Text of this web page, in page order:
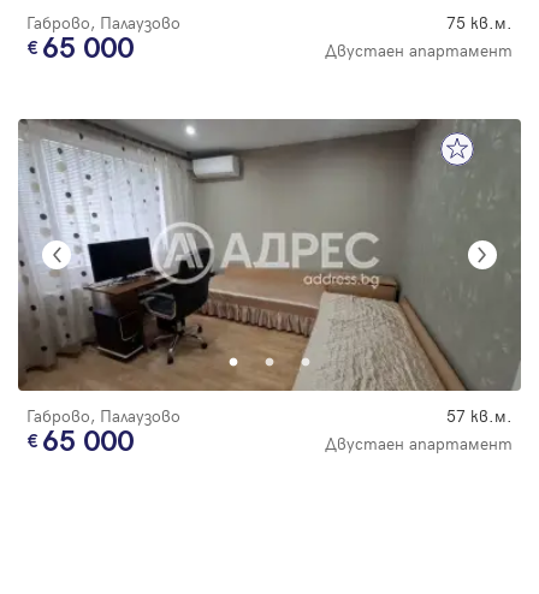
Габрово, Палаузово 75 кв.м.
65 000 Двустаен апартамент
Габрово, Палаузово 57 кв.м.
65 000 Двустаен апартамент